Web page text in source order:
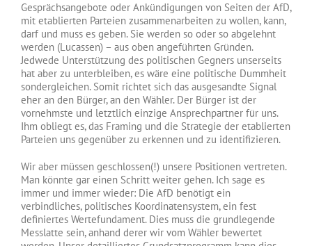
Gesprächsangebote oder Ankündigungen von Seiten der AfD,
mit etablierten Parteien zusammenarbeiten zu wollen, kann,
darf und muss es geben. Sie werden so oder so abgelehnt
werden (Lucassen) – aus oben angeführten Gründen.
Jedwede Unterstützung des politischen Gegners unserseits
hat aber zu unterbleiben, es wäre eine politische Dummheit
sondergleichen. Somit richtet sich das ausgesandte Signal
eher an den Bürger, an den Wähler. Der Bürger ist der
vornehmste und letztlich einzige Ansprechpartner für uns.
Ihm obliegt es, das Framing und die Strategie der etablierten
Parteien uns gegenüber zu erkennen und zu identifizieren.
Wir aber müssen geschlossen(!) unsere Positionen vertreten.
Man könnte gar einen Schritt weiter gehen. Ich sage es
immer und immer wieder: Die AfD benötigt ein
verbindliches, politisches Koordinatensystem, ein fest
definiertes Wertefundament. Dies muss die grundlegende
Messlatte sein, anhand derer wir vom Wähler bewertet